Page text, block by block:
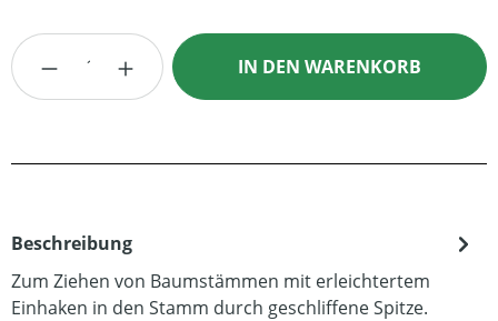
Produkt Anzahl: Gib den gewünschten
IN DEN WARENKORB
Beschreibung
Zum Ziehen von Baumstämmen mit erleichtertem
Einhaken in den Stamm durch geschliffene Spitze.